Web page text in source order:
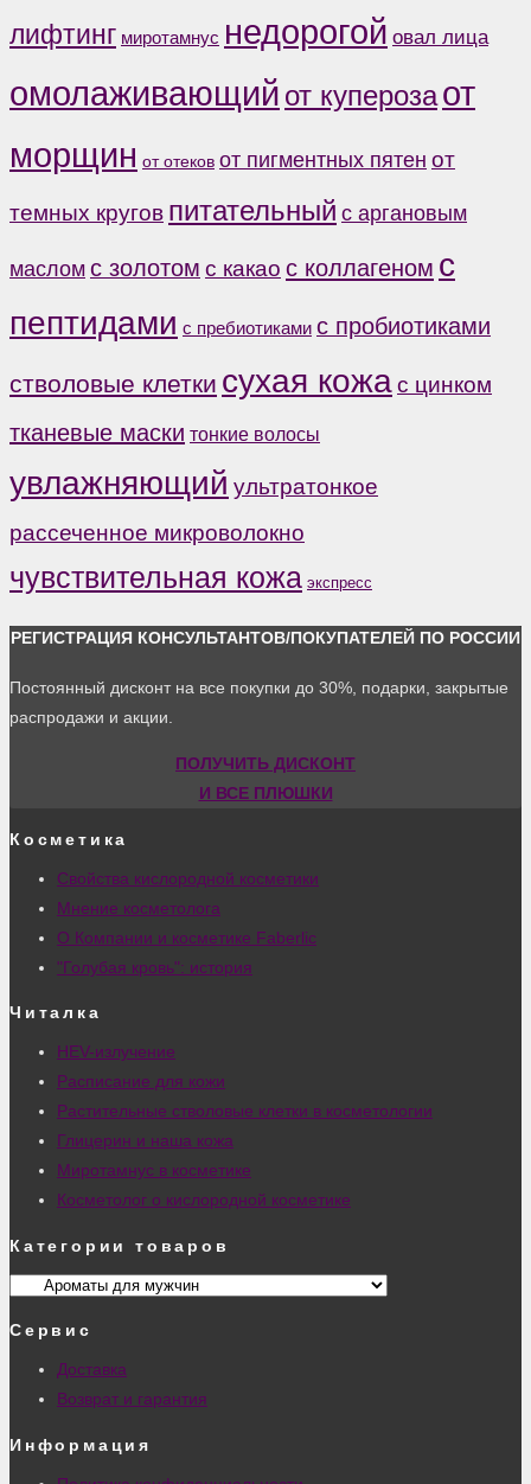
лифтинг миротамнус недорогой овал лица
омолаживающий от куперозаот
морщин от отеков от пигментных пятен от
темных кругов питательный с аргановым
маслом с золотом с какао с коллагеном с
пептидами с пребиотиками с пробиотиками
стволовые клетки сухая кожас цинком
тканевые маски тонкие волосы
увлажняющий ультратонкое
рассеченное микроволокно
чувствительная кожа экспресс
РЕГИСТРАЦИЯ КОНСУЛЬТАНТОВ/ПОКУПАТЕЛЕЙ ПО РОССИИ
Постоянный дисконт на все покупки до 30%, подарки, закрытые
распродажи и акции.
ПОЛУЧИТЬ ДИСКОНТ
И ВСЕ ПЛЮШКИ
Косметика
Свойства кислородной косметики
Мнение косметолога
О Компании и косметике Faberlic
"Голубая кровь": история
Читалка
HEV-излучение
Расписание для кожи
Растительные стволовые клетки в косметологии
Глицерин и наша кожа
Миротамнус в косметике
Косметолог о кислородной косметике
Категории товаров
Сервис
Доставка
Возврат и гарантия
Информация